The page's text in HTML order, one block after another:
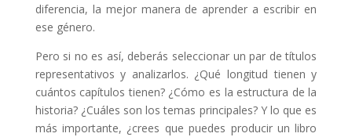
diferencia, la mejor manera de aprender a escribir en
ese género.
Pero si no es así, deberás seleccionar un par de títulos
representativos y analizarlos. ¿Qué longitud tienen y
cuántos capítulos tienen? ¿Cómo es la estructura de la
historia? ¿Cuáles son los temas principales? Y lo que es
más importante, ¿crees que puedes producir un libro